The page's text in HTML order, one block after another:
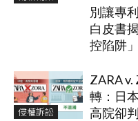
別讓專
白皮書
控陷阱」
侵權訴訟
ZARA
轉：日
高院卻